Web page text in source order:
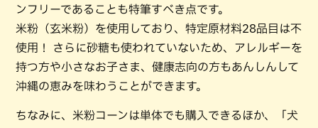
ンフリーであることも特筆すべき点です。
米粉（玄米粉）を使用しており、特定原材料28品目は不
使用！ さらに砂糖も使われていないため、アレルギーを
持つ方や小さなお子さま、健康志向の方もあんしんして
沖縄の恵みを味わうことができます。
ちなみに、米粉コーンは単体でも購入できるほか、「犬